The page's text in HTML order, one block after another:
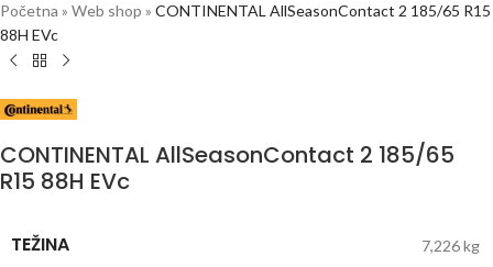
Početna » Web shop » CONTINENTAL AllSeasonContact 2 185/65 R15
88H EVc
CONTINENTAL AllSeasonContact 2 185/65
R15 88H EVc
TEŽINA 7,226 kg